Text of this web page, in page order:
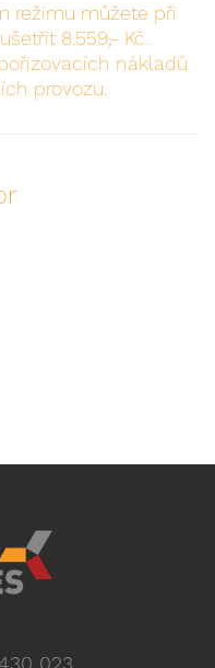
režimu můžete při
8.559,- Kč.
nákladů
provozu.
023